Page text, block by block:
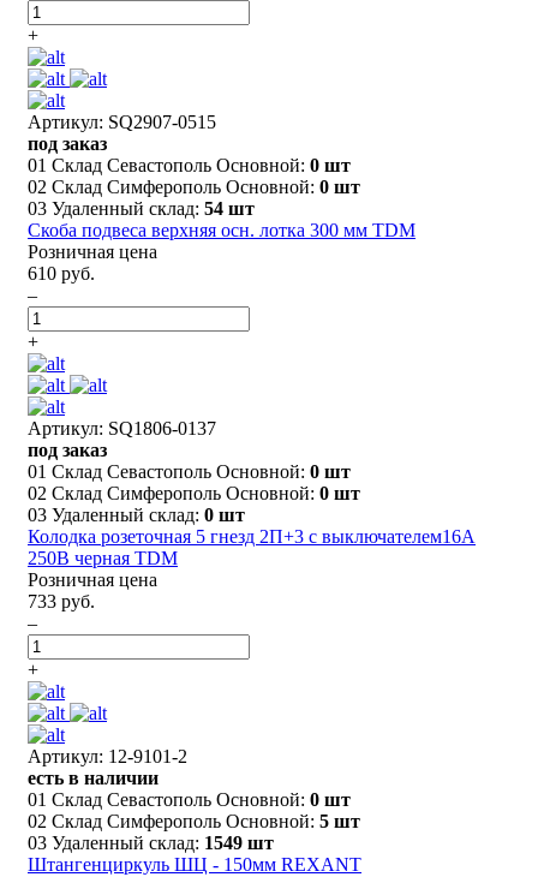
+
Артикул: SQ2907-0515
под заказ
01 Склад Севастополь Основной: 0 шт
02 Склад Симферополь Основной: 0 шт
03 Удаленный склад: 54 шт
Скоба подвеса верхняя осн. лотка 300 мм TDM
Розничная цена
610 руб.
–
+
Артикул: SQ1806-0137
под заказ
01 Склад Севастополь Основной: 0 шт
02 Склад Симферополь Основной: 0 шт
03 Удаленный склад: 0 шт
Колодка розеточная 5 гнезд 2П+3 с выключателем16А
250В черная TDM
Розничная цена
733 руб.
–
+
Артикул: 12-9101-2
есть в наличии
01 Склад Севастополь Основной: 0 шт
02 Склад Симферополь Основной: 5 шт
03 Удаленный склад: 1549 шт
Штангенциркуль ШЦ - 150мм REXANT